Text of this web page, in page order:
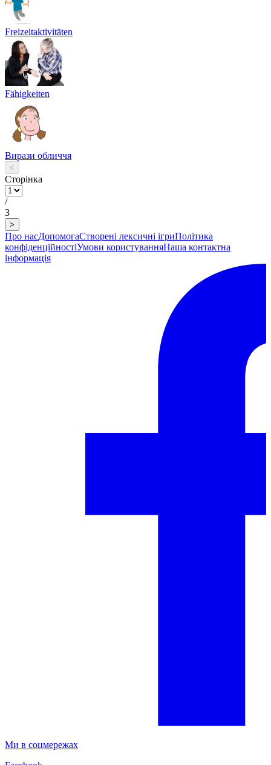
Freizeitaktivitäten
Fähigkeiten
Вирази обличчя
<
Сторінка
/
3
>
Про насДопомогаСтворені лексичні ігриПолітика
конфіденційностіУмови користуванняНаша контактна
інформація
Ми в соцмережах